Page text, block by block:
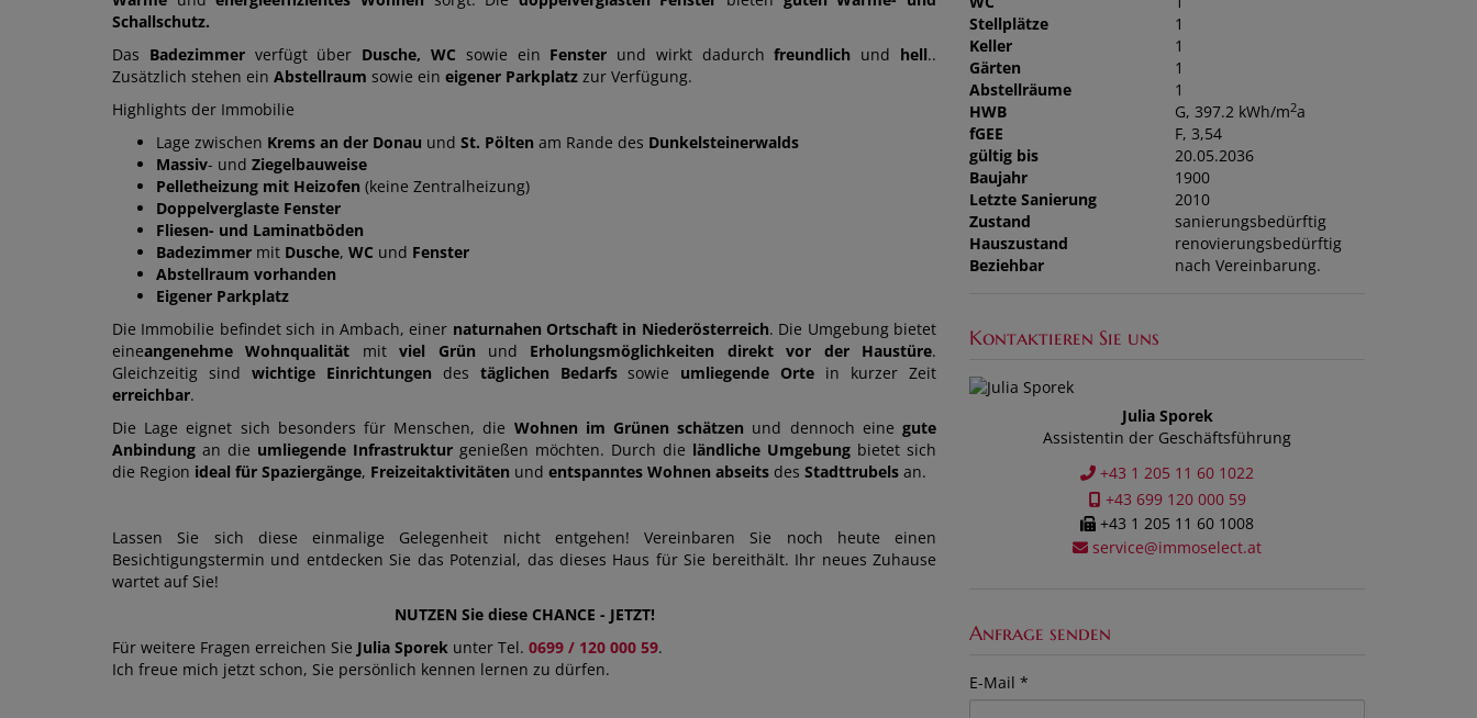
Schallschutz.
Das Badezimmerverfügt über Dusche, WC sowie ein Fenster und wirkt dadurchfreundlich und hell..
Zusätzlich stehen ein Abstellraum sowie ein eigener Parkplatz zur Verfügung.
Highlights der Immobilie
Lage zwischen Krems an der Donau und St. Pölten am Rande des Dunkelsteinerwalds
Massiv- und Ziegelbauweise
Pelletheizung mit Heizofen (keine Zentralheizung)
Doppelverglaste Fenster
Fliesen- und Laminatböden
Badezimmer mit Dusche, WC und Fenster
Abstellraum vorhanden
Eigener Parkplatz
Die Immobilie befindet sich in Ambach, einer naturnahen Ortschaft in Niederösterreich. Die Umgebung bietet
eineangenehme Wohnqualität mitviel Grün und Erholungsmöglichkeiten direkt vor der Haustüre.
Gleichzeitig sind wichtige Einrichtungen des täglichen Bedarfssowie umliegende Orte in kurzer Zeit
erreichbar.
Die Lage eignet sich besonders für Menschen, die Wohnen im Grünen schätzen und dennoch einegute
Anbindung an die umliegende Infrastruktur genießen möchten. Durch die ländliche Umgebung bietet sich
die Region ideal für Spaziergänge, Freizeitaktivitäten und entspanntes Wohnen abseits des Stadttrubels an.
Lassen Sie sich diese einmalige Gelegenheit nicht entgehen! Vereinbaren Sie noch heute einen
Besichtigungstermin und entdecken Sie das Potenzial, das dieses Haus für Sie bereithält. Ihr neues Zuhause
wartet auf Sie!
NUTZEN Sie diese CHANCE - JETZT!
Für weitere Fragen erreichen Sie Julia Sporek unter Tel. 0699 / 120 000 59.
Ich freue mich jetzt schon, Sie persönlich kennen lernen zu dürfen.
Stellplätze
1
Keller
1
Gärten
1
Abstellräume
1
HWB
G, 397.2 kWh/m2a
fGEE
F, 3,54
gültig bis
20.05.2036
Baujahr
1900
Letzte Sanierung
2010
Zustand
sanierungsbedürftig
Hauszustand
renovierungsbedürftig
Beziehbar
nach Vereinbarung.
Kontaktieren Sie uns
Julia Sporek
Assistentin der Geschäftsführung
+43 1 205 11 60 1022
+43 699 120 000 59
+43 1 205 11 60 1008
service@immoselect.at
Anfrage senden
E-Mail